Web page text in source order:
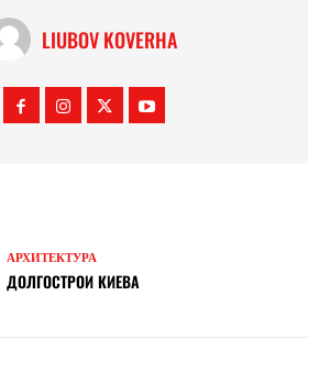
LIUBOV KOVERHA
АРХИТЕКТУРА
ДОЛГОСТРОИ КИЕВА